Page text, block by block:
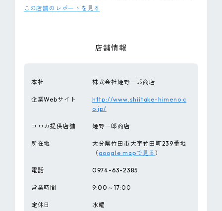
この店舗のレポートを見る
店舗情報
本社 株式会社姫野一郎商店
企業Webサイト
http://www.shiitake-himeno.c
o.jp/
コロカ提供店舗 姫野一郎商店
所在地
大分県竹田市大字竹田町239番地
（ google mapで見る ）
電話 0974-63-2385
営業時間 9:00～17:00
定休日 水曜